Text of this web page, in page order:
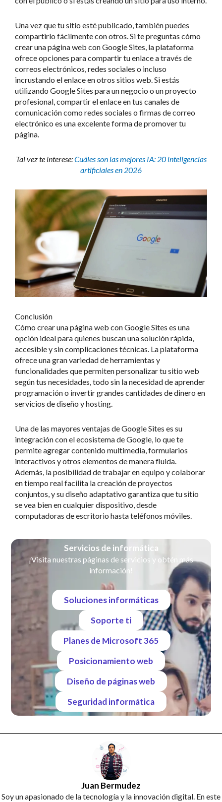
Una vez que tu sitio esté publicado, también puedes
compartirlo fácilmente con otros. Si te preguntas cómo
crear una página web con Google Sites, la plataforma
ofrece opciones para compartir tu enlace a través de
correos electrónicos, redes sociales o incluso
incrustando el enlace en otros sitios web. Si estás
utilizando Google Sites para un negocio o un proyecto
profesional, compartir el enlace en tus canales de
comunicación como redes sociales o firmas de correo
electrónico es una excelente forma de promover tu
página.
Tal vez te interese:Cuáles son las mejores IA: 20 inteligencias
artificiales en 2026
Conclusión
Cómo crear una página web con Google Sites es una
opción ideal para quienes buscan una solución rápida,
accesible y sin complicaciones técnicas. La plataforma
ofrece una gran variedad de herramientas y
funcionalidades que permiten personalizar tu sitio web
según tus necesidades, todo sin la necesidad de aprender
programación o invertir grandes cantidades de dinero en
servicios de diseño y hosting.
Una de las mayores ventajas de Google Sites es su
integración con el ecosistema de Google, lo que te
permite agregar contenido multimedia, formularios
interactivos y otros elementos de manera fluida.
Además, la posibilidad de trabajar en equipo y colaborar
en tiempo real facilita la creación de proyectos
conjuntos, y su diseño adaptativo garantiza que tu sitio
se vea bien en cualquier dispositivo, desde
computadoras de escritorio hasta teléfonos móviles.
Servicios de informática
¡Visita nuestras páginas de servicios y obtén más
información!
Soluciones informáticas
Soporte ti
Planes de Microsoft 365
Posicionamiento web
Diseño de páginas web
Seguridad informática
Juan Bermudez
Soy un apasionado de la tecnología y la innovación digital. En este